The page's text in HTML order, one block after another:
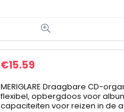
€15.59
MERIGLARE Draagbare CD-
flexibel, opbergdoos voor
capaciteiten voor reizen in de